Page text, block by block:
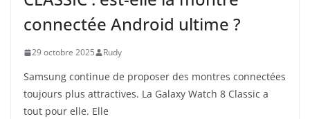
connectée Android ultime ?
29 octobre 2025 Rudy
Samsung continue de proposer des montres connectées
toujours plus attractives. La Galaxy Watch 8 Classic a
tout pour elle. Elle